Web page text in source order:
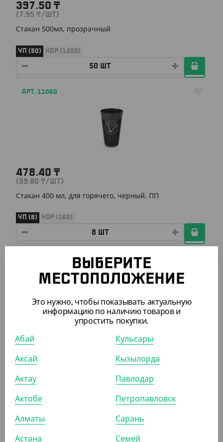
397.50 ₸
(7.95 ₸/ШТ)
Стакан 500мл, прозрачный
УП (50) КОР (1200)
АРТ. 11060
478.40 ₸
(59.80 ₸/ШТ)
Стакан 400 мл, для горячего, черный, ПП
УП (8) КОР (160)
ПОХОЖИЕ ТОВАРЫ
АРТ. 11036
-13%
840
Стакан пластиковый, матовый, 500 мл
УП (20)
ВЫБЕРИТЕ
МЕСТОПОЛОЖЕНИЕ
Это нужно, чтобы показывать актуальную
информацию по наличию товаров и
упростить покупки.
Абай
Аксай
Актау
Актобе
Алматы
Астана
Кульсары
Кызылорда
Павлодар
Петропавловск
Сарань
Семей